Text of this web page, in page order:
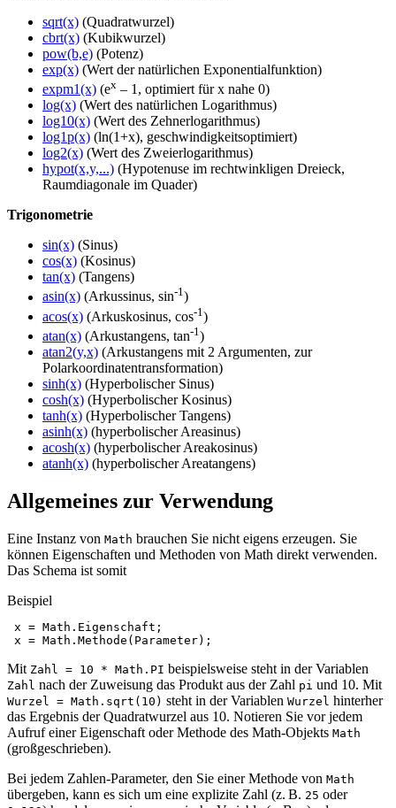
sqrt(x) (Quadratwurzel)
cbrt(x) (Kubikwurzel)
pow(b,e) (Potenz)
exp(x) (Wert der natürlichen Exponentialfunktion)
expm1(x) (ex – 1, optimiert für x nahe 0)
log(x) (Wert des natürlichen Logarithmus)
log10(x) (Wert des Zehnerlogarithmus)
log1p(x) (ln(1+x), geschwindigkeitsoptimiert)
log2(x) (Wert des Zweierlogarithmus)
hypot(x,y,...) (Hypotenuse im rechtwinkligen Dreieck,
Raumdiagonale im Quader)
Trigonometrie
sin(x) (Sinus)
cos(x) (Kosinus)
tan(x) (Tangens)
asin(x) (Arkussinus, sin-1)
acos(x) (Arkuskosinus, cos-1 )
atan(x) (Arkustangens, tan-1 )
atan2(y,x) (Arkustangens mit 2 Argumenten, zur
Polarkoordinatentransformation)
sinh(x) (Hyperbolischer Sinus)
cosh(x) (Hyperbolischer Kosinus)
tanh(x) (Hyperbolischer Tangens)
asinh(x) (hyperbolischer Areasinus)
acosh(x) (hyperbolischer Areakosinus)
atanh(x) (hyperbolischer Areatangens)
Allgemeines zur Verwendung
Eine Instanz von Math brauchen Sie nicht eigens erzeugen. Sie
können Eigenschaften und Methoden von Math direkt verwenden.
Das Schema ist somit
Beispiel
x = Math . Eigenschaft ;
x = Math . Methode ( Parameter);
Mit Zahl = 10 * Math.PI beispielsweise steht in der Variablen
Zahl nach der Zuweisung das Produkt aus der Zahl pi und 10. Mit
Wurzel = Math.sqrt(10) steht in der Variablen Wurzel hinterher
das Ergebnis der Quadratwurzel aus 10. Notieren Sie vor jedem
Aufruf einer Eigenschaft oder Methode des Math-Objekts Math
(großgeschrieben).
Bei jedem Zahlen-Parameter, den Sie einer Methode von Math
übergeben, kann es sich um eine explizite Zahl (z. B. 25 oder